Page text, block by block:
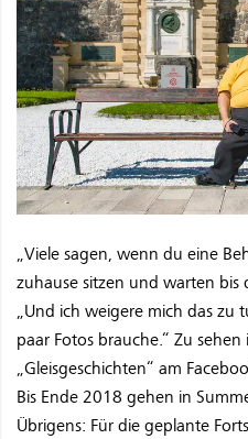
„Viele sagen, wenn du eine
zuhause sitzen und warten bis
„Und ich weigere mich das zu
paar Fotos brauche.“ Zu
„Gleisgeschichten“ am
Bis Ende 2018 gehen in
Übrigens: Für die geplante